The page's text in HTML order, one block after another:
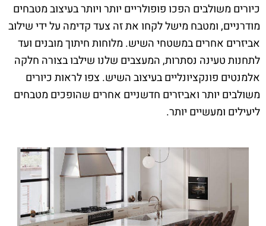
כיורים משולבים הפכו פופולריים יותר ויותר בעיצוב מטבחים
מודרניים, ומטבח מישל לקחו את זה צעד קדימה על ידי שילוב
אביזרים אחרים במשטחי השיש. מלוחות חיתוך מובנים ועד
לתחנות טעינה נסתרות, המעצבים שלנו שילבו בצורה חלקה
אלמנטים פונקציונליים בעיצוב השיש. צפו לראות כיורים
משולבים יותר ואביזרים חדשניים אחרים שהופכים מטבחים
ליעילים ומעשיים יותר.